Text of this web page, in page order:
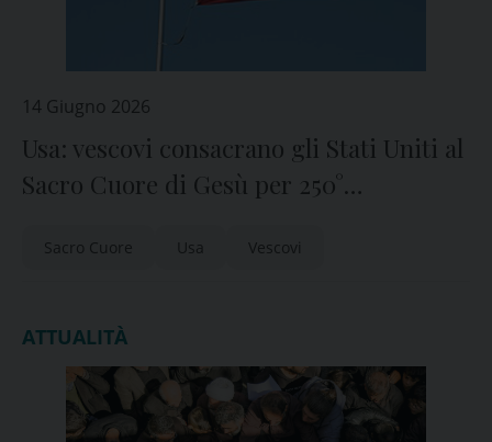
14 Giugno 2026
Usa: vescovi consacrano gli Stati Uniti al
Sacro Cuore di Gesù per 250°
Sacro Cuore Usa Vescovi
ATTUALITÀ